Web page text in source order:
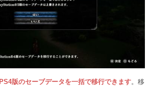
版のセーブデータを一括で移行できます。移